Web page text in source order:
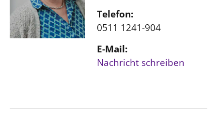
Telefon:
0511 1241-904
E-Mail:
Nachricht schreiben